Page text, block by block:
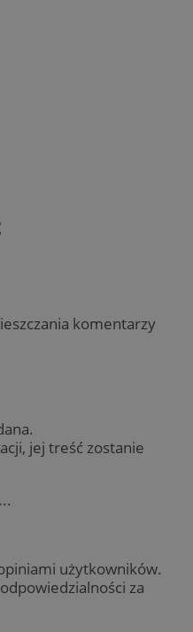
komentarzy
jej treść zostanie
użytkowników.
za